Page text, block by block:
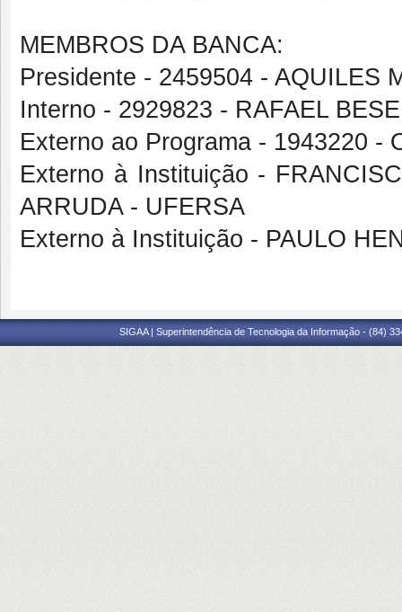
MEMBROS DA BANCA:
Presidente - 2459504 - AQUILES
Interno - 2929823 - RAFAEL
Externo ao Programa - 1943220 -
Externo à Instituição -
ARRUDA - UFERSA
Externo à Instituição - PAULO
SIGAA | Superintendência de Tecnologia da Informação - (84)